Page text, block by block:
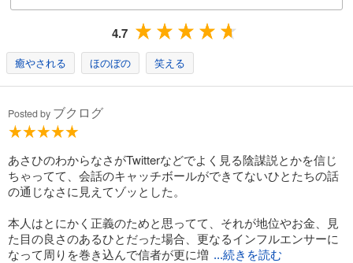
4.7
癒やされる ほのぼの 笑える
Posted by ブクログ
あさひのわからなさがTwitterなどでよく見る陰謀説とかを信じ
ちゃってて、会話のキャッチボールができてないひとたちの話
の通じなさに見えてゾッとした。
本人はとにかく正義のためと思ってて、それが地位やお金、見
た目の良さのあるひとだった場合、更なるインフルエンサーに
なって周りを巻き込んで信者が更に増 ...続きを読む